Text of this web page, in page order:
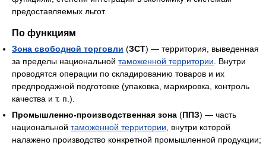
предоставляемых льгот.
По функциям
Зона свободной торговли (ЗСТ) — территория, выведенная
за пределы национальной таможенной территории . Внутри
проводятся операции по складированию товаров и их
предпродажной подготовке (упаковка, маркировка, контроль
качества и т. п.).
Промышленно-производственная зона (ППЗ) — часть
национальной таможенной территории , внутри которой
налажено производство конкретной промышленной продукции;